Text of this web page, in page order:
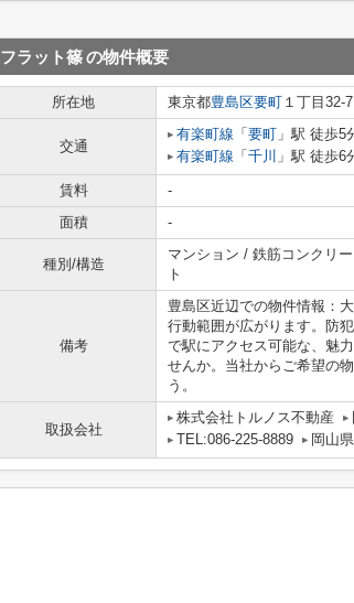
フラット篠の物件概要
所在地 東京都豊島区要町 １丁目32-7
交通
有楽町線 「 要町 」駅 徒歩5
有楽町線 「 千川 」駅 徒歩6
賃料 -
面積
-
種別/構造
マンション / 鉄筋コンクリー
ト
備考
豊島区近辺での物件情報：
行動範囲が広がります。防
で駅にアクセス可能な、魅
せんか。当社からご希望の
う。
取扱会社
株式会社トルノス不動産
TEL:086-225-8889
岡山